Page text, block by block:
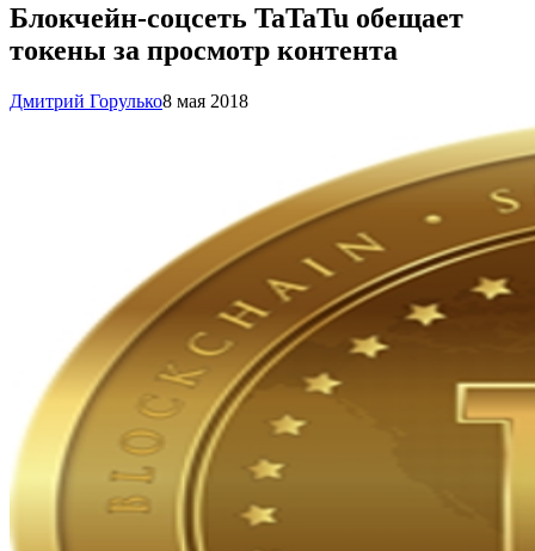
Блокчейн-соцсеть TaTaTu обещает
токены за просмотр контента
Дмитрий Горулько8 мая 2018